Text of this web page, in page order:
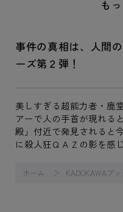
も
事件の真相は、人間
ーズ第２弾！
美しすぎる超能力者・鹿
アーで人の手首が現れる
殿」付近で発見されると
に殺人狂ＱＡＺの影を感
ホーム KADOKAWAブ